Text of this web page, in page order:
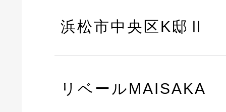
浜松市中央区K邸Ⅱ
リベールMAISAKA